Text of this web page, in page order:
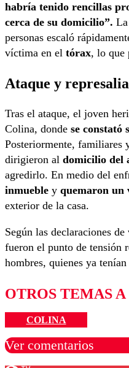
habría tenido rencillas
cerca de su domicilio”.
personas escaló
víctima en el tórax, lo que
Ataque y
Tras el ataque, el joven
Colina, donde se constató
Posteriormente, familiares
dirigieron al domicilio del
agredirlo. En medio del
inmueble y quemaron un
exterior de la casa.
Según las declaraciones
fueron el punto de tensión
hombres, quienes ya
OTROS TEMAS
COLINA
Ver comentarios